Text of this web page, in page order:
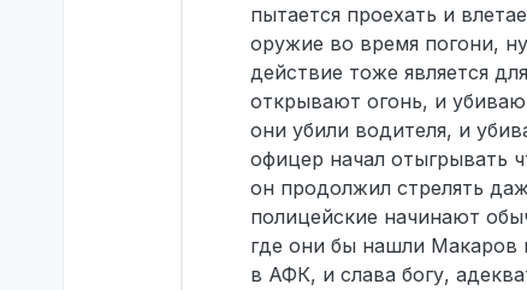
пытается проехать и
оружие во время погони,
действие тоже является
открывают огонь, и
они убили водителя, и
офицер начал отыгрывать
он продолжил стрелять
полицейские начинают
где они бы нашли Макаров
в АФК, и слава богу,